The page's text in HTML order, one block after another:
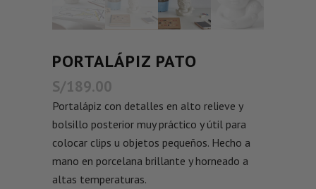
PORTALÁPIZ PATO
S/189.00
Portalápiz con detalles en alto relieve y
bolsillo posterior muy práctico y útil para
colocar clips u objetos pequeños. Hecho a
mano en porcelana brillante y horneado a
altas temperaturas.